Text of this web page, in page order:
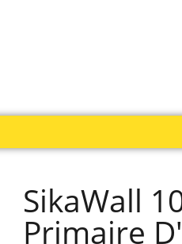
SikaWall
Primaire